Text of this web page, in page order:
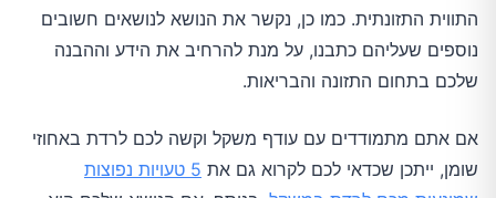
התווית התזונתית. כמו כן, נקשר את הנושא לנושאים חשובים
נוספים שעליהם כתבנו, על מנת להרחיב את הידע וההבנה
שלכם בתחום התזונה והבריאות.
אם אתם מתמודדים עם עודף משקל וקשה לכם לרדת באחוזי
שומן, ייתכן שכדאי לכם לקרוא גם את
5 טעויות נפוצות